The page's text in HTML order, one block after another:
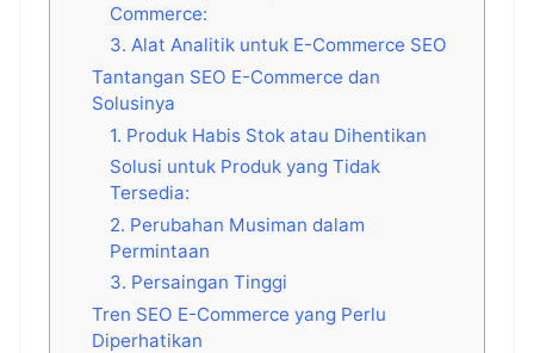
Commerce:
3. Alat Analitik untuk E-Commerce SEO
Tantangan SEO E-Commerce dan
Solusinya
1. Produk Habis Stok atau Dihentikan
Solusi untuk Produk yang Tidak
Tersedia:
2. Perubahan Musiman dalam
Permintaan
3. Persaingan Tinggi
Tren SEO E-Commerce yang Perlu
Diperhatikan